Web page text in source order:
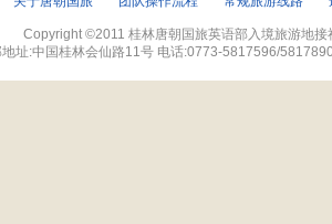
Copyright ©2011 桂林唐朝国旅英语部入境旅游地
址:中国桂林会仙路11号 电话:0773-5817596/